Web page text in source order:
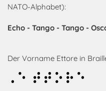
NATO-Alphabet):
Echo - Tango - Tango -
Der Vorname Ettore in
Ettore